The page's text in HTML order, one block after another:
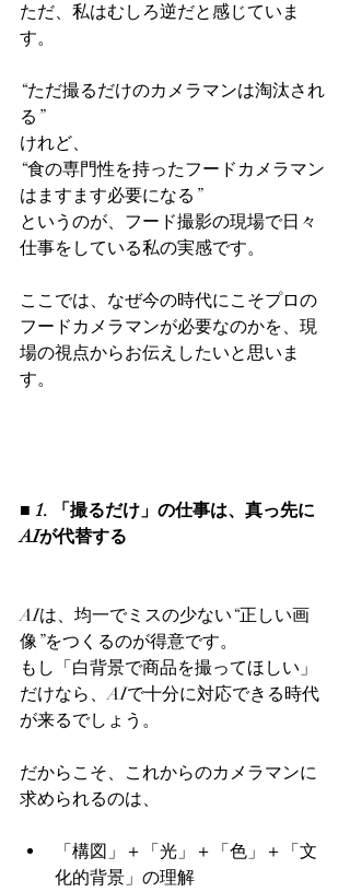
ただ、私はむしろ逆だと感じていま
す。
“ただ撮るだけのカメラマンは淘汰され
る”
けれど、
“食の専門性を持ったフードカメラマン
はますます必要になる”
というのが、フード撮影の現場で日々
仕事をしている私の実感です。
ここでは、なぜ今の時代にこそプロの
フードカメラマンが必要なのかを、現
場の視点からお伝えしたいと思いま
す。
■ 1. 「撮るだけ」の仕事は、真っ先に
AIが代替する
AIは、均一でミスの少ない“正しい画
像”をつくるのが得意です。
もし「白背景で商品を撮ってほしい」
だけなら、AIで十分に対応できる時代
が来るでしょう。
だからこそ、これからのカメラマンに
求められるのは、
「構図」＋「光」＋「色」＋「文
化的背景」の理解